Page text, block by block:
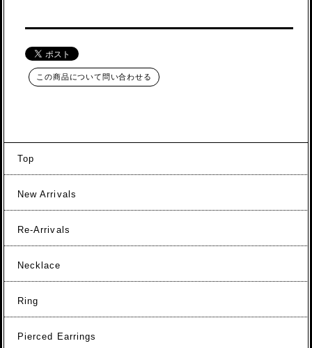
この商品について問い合わせる
Top
New Arrivals
Re-Arrivals
Necklace
Ring
Pierced Earrings